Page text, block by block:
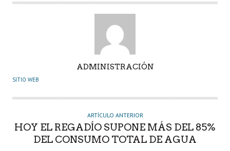
U
O
ADMINISTRACIÓN
SITIO WEB
ARTÍCULO ANTERIOR
HOY EL REGADÍO SUPONE MÁS DEL 85%
DEL CONSUMO TOTAL DE AGUA